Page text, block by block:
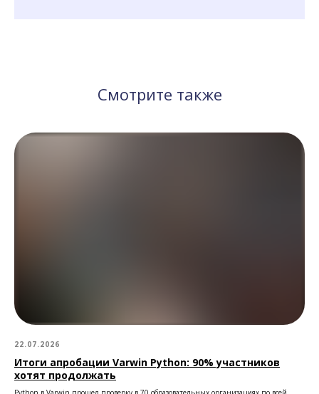
Смотрите также
22.07.2026
Итоги апробации Varwin Python: 90% участников
хотят продолжать